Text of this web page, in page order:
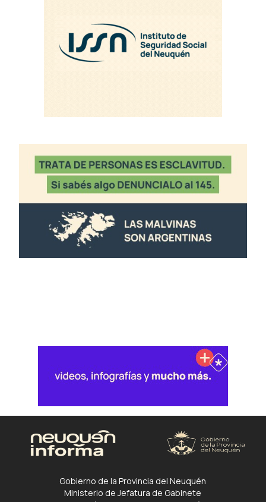
Gobierno de la Provincia del Neuquén
Ministerio de Jefatura de Gabinete